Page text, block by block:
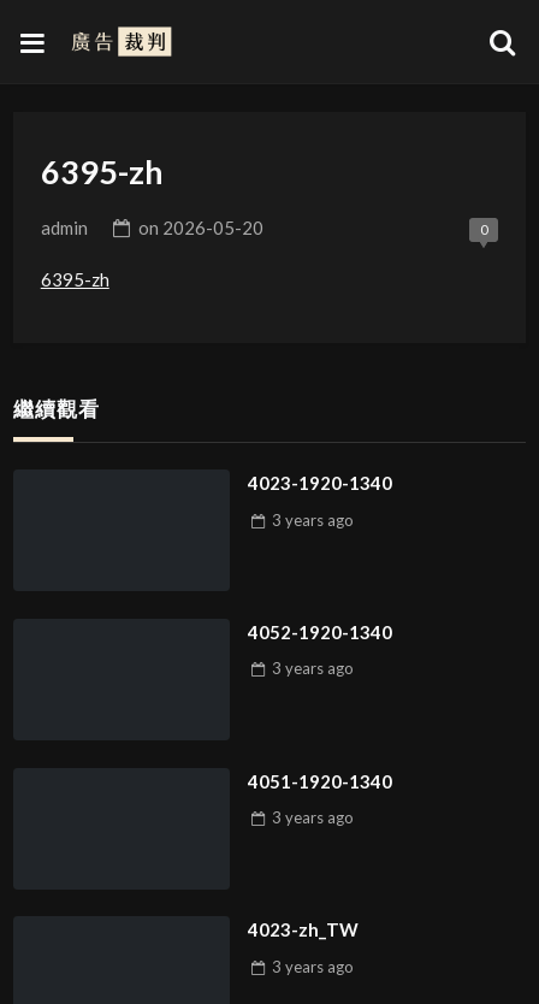
6395-zh
admin on 2026-05-20 0
6395-zh
繼續觀看
4023-1920-1340
3 years ago
4052-1920-1340
3 years ago
4051-1920-1340
3 years ago
4023-zh_TW
3 years ago